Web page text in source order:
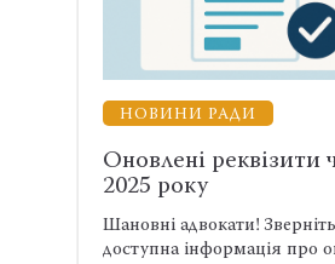
червень
НОВИНИ РАДИ
Розпорядженням
асоціації